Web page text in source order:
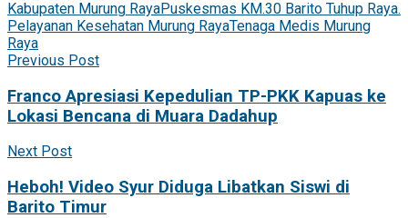
Kabupaten Murung RayaPuskesmas KM.30 Barito Tuhup Raya.
Pelayanan Kesehatan Murung RayaTenaga Medis Murung
Raya
Previous Post
Franco Apresiasi Kepedulian TP-PKK Kapuas ke
Lokasi Bencana di Muara Dadahup
Next Post
Heboh! Video Syur Diduga Libatkan Siswi di
Barito Timur